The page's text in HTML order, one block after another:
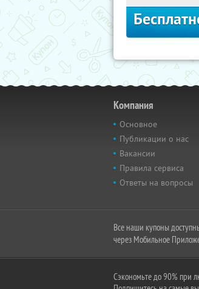
Компания
Основное
Публикации о нас
Вакансии
Правила сервиса
Ответы на вопросы
Все наши купоны
через Мобильное
Сэкономьте до 90% при